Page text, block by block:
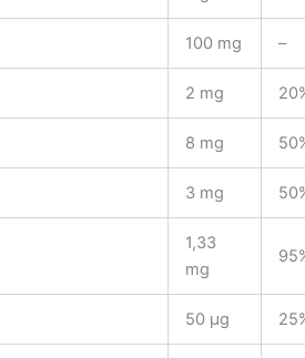
100 mg –
2 mg
8 mg
3 mg
1,33
mg
50 µg